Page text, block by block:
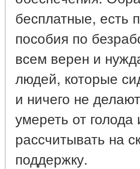
бесплатные, есть
пособия по
всем верен и
людей, которые
и ничего не
умереть от
рассчитывать на
поддержку.